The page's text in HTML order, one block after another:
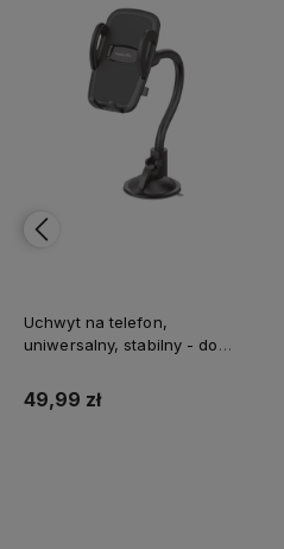
Uchwyt na telefon,
uniwersalny, stabilny - do
49,99 zł